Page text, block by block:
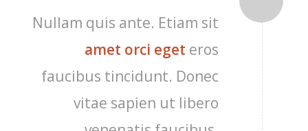
Nullam quis ante. Etiam sit
amet orci eget eros
faucibus tincidunt. Donec
vitae sapien ut libero